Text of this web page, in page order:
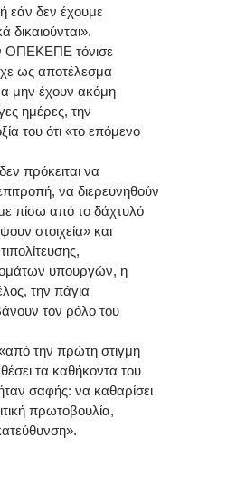
εάν δεν έχουμε
δικαιούνται».
ΟΠΕΚΕΠΕ τόνισε
ως αποτέλεσμα
μην έχουν ακόμη
ημέρες, την
του ότι «το επόμενο
πρόκειται να
να διερευνηθούν
πίσω από το δάχτυλό
στοιχεία» και
υπουργών, η
την πάγια
τον ρόλο του
την πρώτη στιγμή
τα καθήκοντα του
σαφής: να καθαρίσει
πρωτοβουλία,